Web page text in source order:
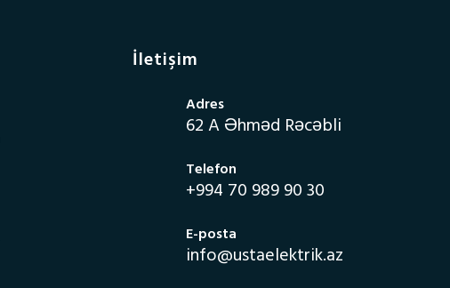
İletişim
Adres
62 A Əhməd Rəcəbli
Telefon
+994 70 989 90 30
E-posta
info@ustaelektrik.az